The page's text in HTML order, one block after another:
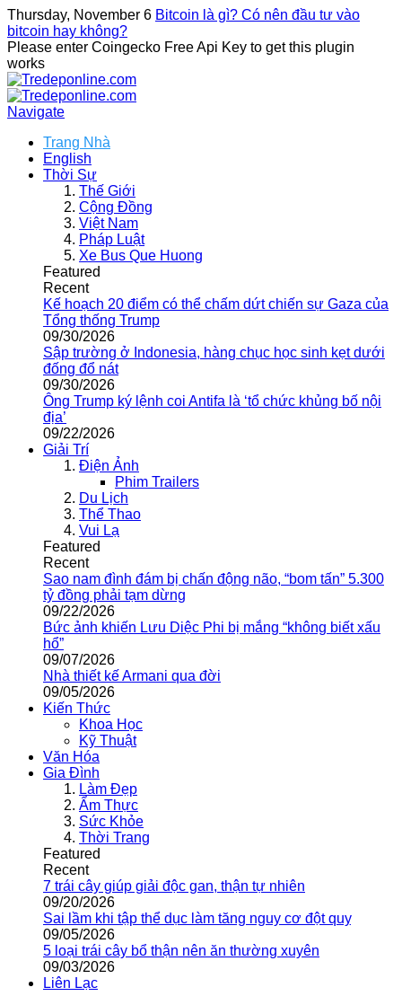
Thursday, November 6 Bitcoin là gì? Có nên đầu tư vào
bitcoin hay không?
Please enter Coingecko Free Api Key to get this plugin
works
Navigate
Trang Nhà
English
Thời Sự
Thế Giới
Cộng Đồng
Việt Nam
Pháp Luật
Xe Bus Que Huong
Featured
Recent
Kế hoạch 20 điểm có thể chấm dứt chiến sự Gaza của
Tổng thống Trump
09/30/2026
Sập trường ở Indonesia, hàng chục học sinh kẹt dưới
đống đổ nát
09/30/2026
Ông Trump ký lệnh coi Antifa là ‘tổ chức khủng bố nội
địa’
09/22/2026
Giải Trí
Điện Ảnh
Phim Trailers
Du Lịch
Thể Thao
Vui Lạ
Featured
Recent
Sao nam đình đám bị chấn động não, “bom tấn” 5.300
tỷ đồng phải tạm dừng
09/22/2026
Bức ảnh khiến Lưu Diệc Phi bị mắng “không biết xấu
hổ”
09/07/2026
Nhà thiết kế Armani qua đời
09/05/2026
Kiến Thức
Khoa Học
Kỹ Thuật
Văn Hóa
Gia Đình
Làm Đẹp
Ẩm Thực
Sức Khỏe
Thời Trang
Featured
Recent
7 trái cây giúp giải độc gan, thận tự nhiên
09/20/2026
Sai lầm khi tập thể dục làm tăng nguy cơ đột quỵ
09/05/2026
5 loại trái cây bổ thận nên ăn thường xuyên
09/03/2026
Liên Lạc